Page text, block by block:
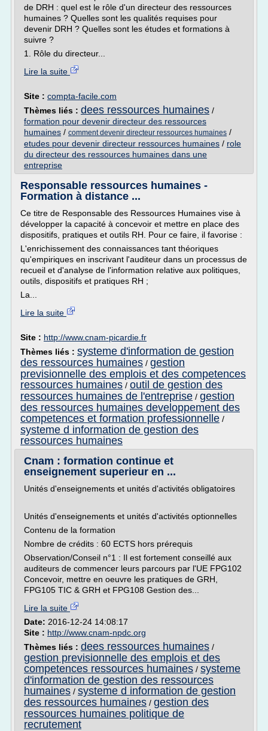
de DRH : quel est le rôle d'un directeur des ressources
humaines ? Quelles sont les qualités requises pour
devenir DRH ? Quelles sont les études et formations à
suivre ?
1. Rôle du directeur...
Lire la suite
Site : compta-facile.com
Thèmes liés : dees ressources humaines /
formation pour devenir directeur des ressources
humaines / comment devenir directeur ressources humaines /
etudes pour devenir directeur ressources humaines / role
du directeur des ressources humaines dans une
entreprise
Responsable ressources humaines -
Formation à distance ...
Ce titre de Responsable des Ressources Humaines vise à
développer la capacité à concevoir et mettre en place des
dispositifs, pratiques et outils RH. Pour ce faire, il favorise :
L'enrichissement des connaissances tant théoriques
qu'empiriques en inscrivant l'auditeur dans un processus de
recueil et d'analyse de l'information relative aux politiques,
outils, dispositifs et pratiques RH ;
La...
Lire la suite
Site : http://www.cnam-picardie.fr
Thèmes liés : systeme d'information de gestion
des ressources humaines / gestion
previsionnelle des emplois et des competences
ressources humaines / outil de gestion des
ressources humaines de l'entreprise / gestion
des ressources humaines developpement des
competences et formation professionnelle /
systeme d information de gestion des
ressources humaines
Cnam : formation continue et
enseignement superieur en ...
Unités d'enseignements et unités d'activités obligatoires
Unités d'enseignements et unités d'activités optionnelles
Contenu de la formation
Nombre de crédits : 60 ECTS hors prérequis
Observation/Conseil n°1 : Il est fortement conseillé aux
auditeurs de commencer leurs parcours par l'UE FPG102
Concevoir, mettre en oeuvre les pratiques de GRH,
FPG105 TIC & GRH et FPG108 Gestion des...
Lire la suite
Date: 2016-12-24 14:08:17
Site : http://www.cnam-npdc.org
Thèmes liés : dees ressources humaines /
gestion previsionnelle des emplois et des
competences ressources humaines / systeme
d'information de gestion des ressources
humaines / systeme d information de gestion
des ressources humaines / gestion des
ressources humaines politique de
recrutement